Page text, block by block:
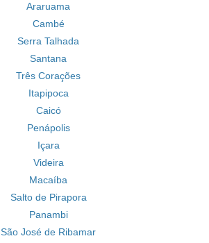
Araruama
Cambé
Serra Talhada
Santana
Três Corações
Itapipoca
Caicó
Penápolis
Içara
Videira
Macaíba
Salto de Pirapora
Panambi
São José de Ribamar